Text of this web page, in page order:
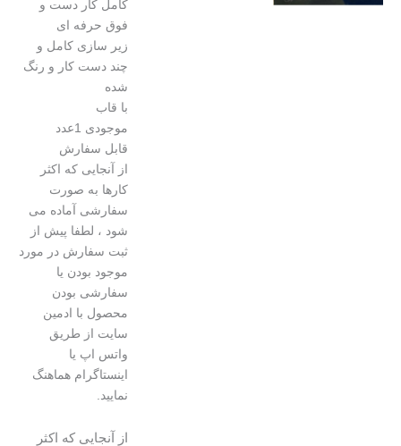
کامل کار دست و
فوق حرفه ای
زیر سازی کامل و
چند دست کار و رنگ
شده
با قاب
موجودی 1عدد
قابل سفارش
از آنجایی که اکثر
کارها به صورت
سفارشی آماده می
شود ، لطفا پیش از
ثبت سفارش در مورد
موجود بودن یا
سفارشی بودن
محصول با ادمین
سایت از طریق
واتس اپ یا
اینستاگرام هماهنگ
نمایید.
از آنجایی که اکثر